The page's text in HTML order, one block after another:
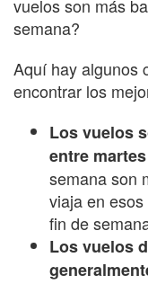
vuelos son más
semana?
Aquí hay algunos
encontrar los
Los vuelos
entre
semana son
viaja en
fin de
Los vuelos